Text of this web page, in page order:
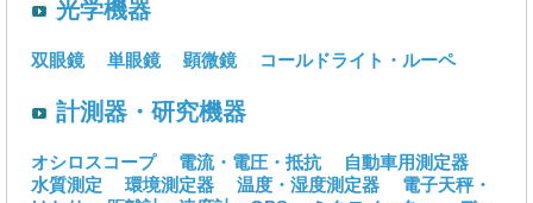
光学機器
双眼鏡 単眼鏡 顕微鏡 コールドライト・ルーペ
計測器・研究機器
オシロスコープ 電流・電圧・抵抗
自動車用測定器
水質測定
環境測定器 温度・湿度測定器
電子天秤・